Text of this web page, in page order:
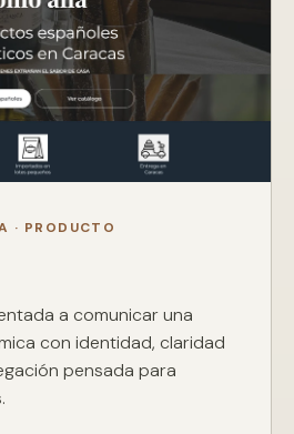
· PRODUCTO
a comunicar una
con identidad, claridad
pensada para